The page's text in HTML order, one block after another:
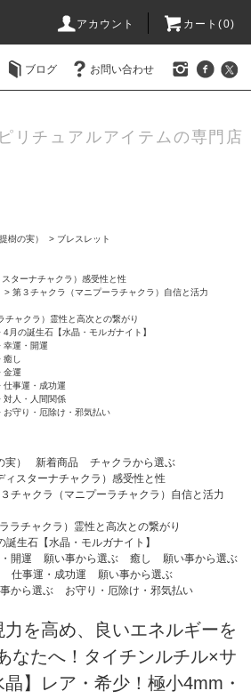
アカウント カート(0)
ブログ お問い合わせ
リチュアルアイテムの専門店
樹の実） > ブレスレット
ターナチャクラ）感受性と性
> 第３チャクラ（マニプーラチャクラ）自信と活力
チャクラ）霊性と高次との繋がり
4月の誕生石【水晶・モルガナイト】
幸運・開運
癒し
金運
仕事運・成功運
対人・人間関係
お守り・厄除け・邪気払い
） 新着商品
チャクラから選ぶ
ィスターナチャクラ）感受性と性
チャクラ（マニプーラチャクラ）自信と活力
ラチャクラ）霊性と高次との繋がり
誕生石【水晶・モルガナイト】
開運 願い事から選ぶ 癒し
願い事から選ぶ
仕事運・成功運
願い事から選ぶ
から選ぶ お守り・厄除け・邪気払い
力を高め、良いエネルギーを
なたへ！タイチンルチル×サ
】レア・希少！極小4mm・